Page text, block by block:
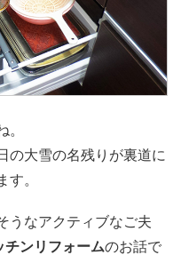
。
の大雪の名残りが裏道に
す。
うなアクティブなご夫
チンリフォームのお話で